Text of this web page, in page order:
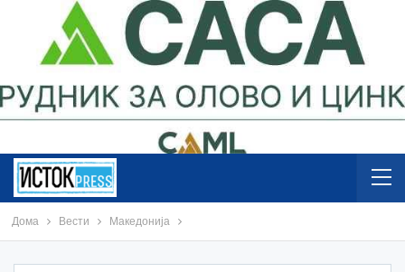
Дома Вести Македонија